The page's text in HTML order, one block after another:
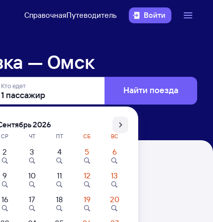
СправочнаяПутеводитель Войти
— Омск
Кто едет Найти поезда
2026
СР ЧТ ПТ СБ ВС
2 3 4 5 6
9 10 11 12 13
16 17 18 19 20